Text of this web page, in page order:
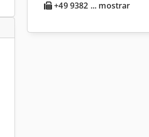
+49 9382 ... mostrar